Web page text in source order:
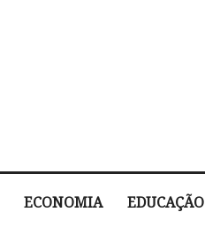
ECONOMIA EDUCAÇÃO